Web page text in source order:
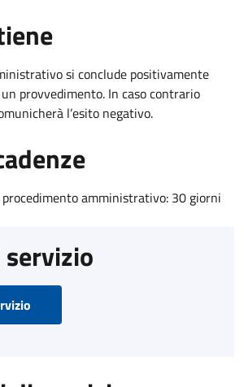
si conclude positivamente
un provvedimento. In caso contrario
l’esito negativo.
amministrativo: 30 giorni
servizio